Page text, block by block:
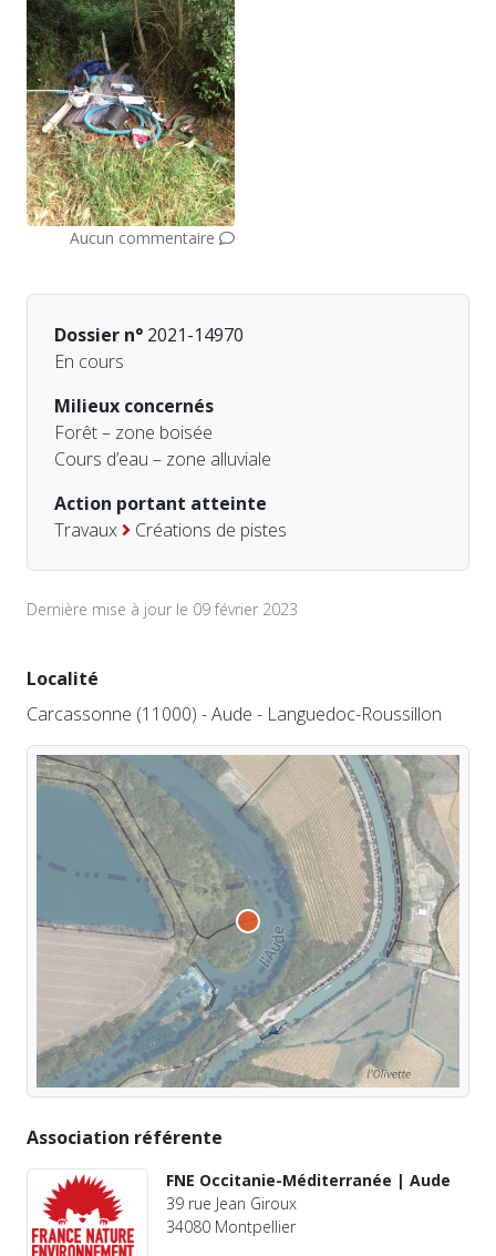
Aucun commentaire
Dossier n° 2021-14970
En cours
Milieux concernés
Forêt – zone boisée
Cours d’eau – zone alluviale
Action portant atteinte
Travaux
Créations de pistes
Dernière mise à jour le 09 février 2023
Localité
Carcassonne (11000) - Aude - Languedoc-Roussillon
Association référente
FNE Occitanie-Méditerranée | Aude
39 rue Jean Giroux
34080 Montpellier